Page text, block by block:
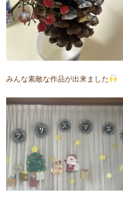
みんな素敵な作品が出来ました